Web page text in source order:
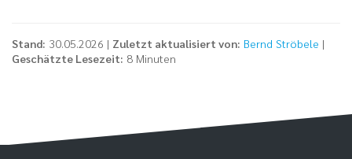
Stand: 30.05.2026 | Zuletzt aktualisiert von: Bernd Ströbele |
Geschätzte Lesezeit: 8 Minuten